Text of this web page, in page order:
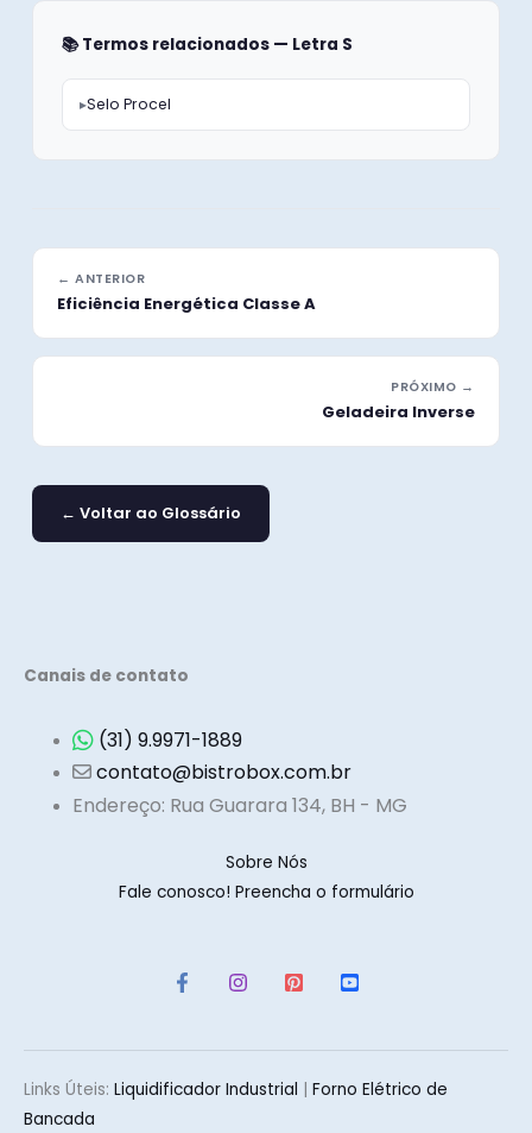
📚 Termos relacionados — Letra S
Selo Procel
← ANTERIOR
Eficiência Energética Classe A
PRÓXIMO →
Geladeira Inverse
← Voltar ao Glossário
Canais de contato
(31) 9.9971-1889
contato@bistrobox.com.br
Endereço: Rua Guarara 134, BH - MG
Sobre Nós
Fale conosco! Preencha o formulário
Links Úteis: Liquidificador Industrial | Forno Elétrico de
Bancada